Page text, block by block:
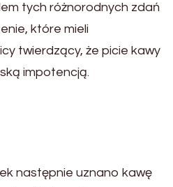
tych różnorodnych zdań
które mieli
twierdzący, że picie kawy
impotencją.
następnie uznano kawę